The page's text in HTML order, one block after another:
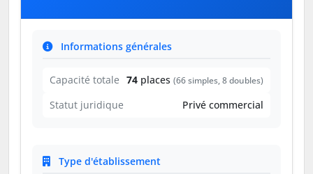
Informations générales
Capacité totale 74 places (66 simples, 8 doubles)
Statut juridique Privé commercial
Type d'établissement